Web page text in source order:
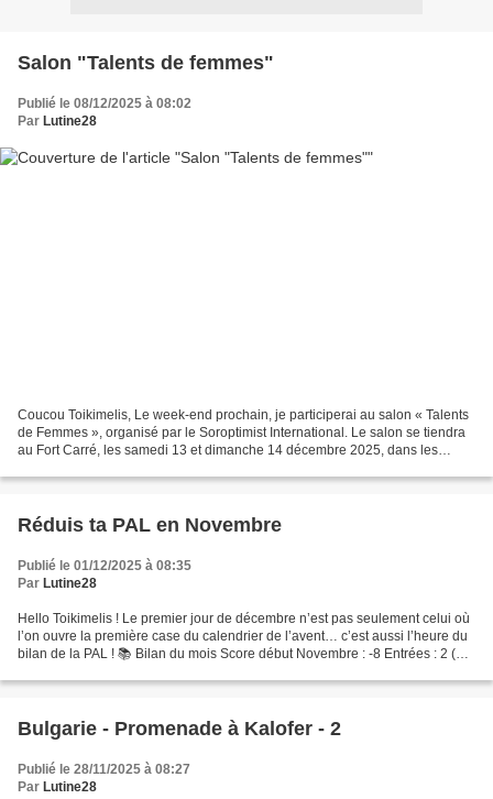
Salon "Talents de femmes"
Publié le 08/12/2025 à 08:02
Par Lutine28
Coucou Toikimelis, Le week-end prochain, je participerai au salon « Talents
de Femmes », organisé par le Soroptimist International. Le salon se tiendra
au Fort Carré, les samedi 13 et dimanche 14 décembre 2025, dans les
Réduis ta PAL en Novembre
Publié le 01/12/2025 à 08:35
Par Lutine28
Hello Toikimelis ! Le premier jour de décembre n’est pas seulement celui où
l’on ouvre la première case du calendrier de l’avent… c’est aussi l’heure du
bilan de la PAL ! 📚 Bilan du mois Score début Novembre : -8 Entrées : 2 (1
Bulgarie - Promenade à Kalofer - 2
Publié le 28/11/2025 à 08:27
Par Lutine28